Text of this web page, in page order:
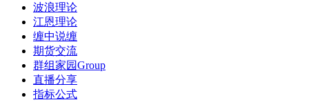
波浪理论
江恩理论
缠中说缠
期货交流
群组家园Group
直播分享
指标公式